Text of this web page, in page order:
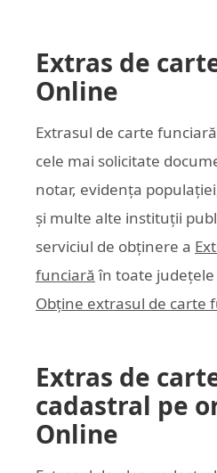
Extras de
Online
Extrasul de carte
cele mai solicitate
notar, evidența
și multe alte instituții
serviciul de obținere a
funciară în toate
Obține extrasul de carte
Extras de
cadastral pe
Online